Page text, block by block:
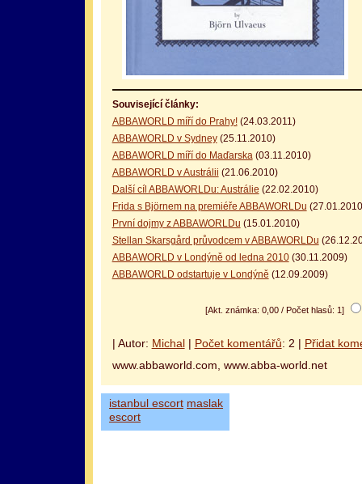
Související články:
ABBAWORLD míří do Prahy!(24.03.2011)
ABBAWORLD v Sydney(25.11.2010)
ABBAWORLD míří do Maďarska (03.11.2010)
ABBAWORLD v Austrálii (21.06.2010)
Další cíl ABBAWORLDu: Austrálie (22.02.2010)
Frida s Björnem na premiéře ABBAWORLDu
První dojmy z ABBAWORLDu (15.01.2010)
Stellan Skarsgård průvodcem v ABBAWORLDu
ABBAWORLD v Londýně od ledna 2010(30.11.2009)
ABBAWORLD odstartuje v Londýně (12.09.2009)
[Akt. známka: 0,00 / Počet hlasů: 1]
| Autor: Michal| Počet komentářů: 2 | Přidat
www.abbaworld.com, www.abba-world.net
istanbul escort maslak
escort